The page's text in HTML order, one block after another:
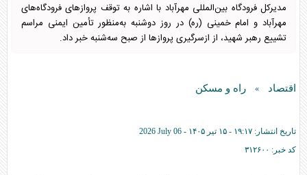
مدیرکل فرودگاه بین‌المللی مهرآباد با اشاره به توقف پرواز‌های فرودگاه‌های
مهرآباد و امام خمینی (ره) در روز دوشنبه به‌منظور تأمین ایمنی مراسم
تشییع رهبر شهید، از ازسرگیری پرواز‌ها از صبح سه‌شنبه خبر داد.
اقتصاد » راه و مسکن
تاریخ انتشار: ۱۹:۱۷ - ۱۵ تير ۱۴۰۵ -
2026 July 06
کد خبر: ۳۱۲۶۰۰